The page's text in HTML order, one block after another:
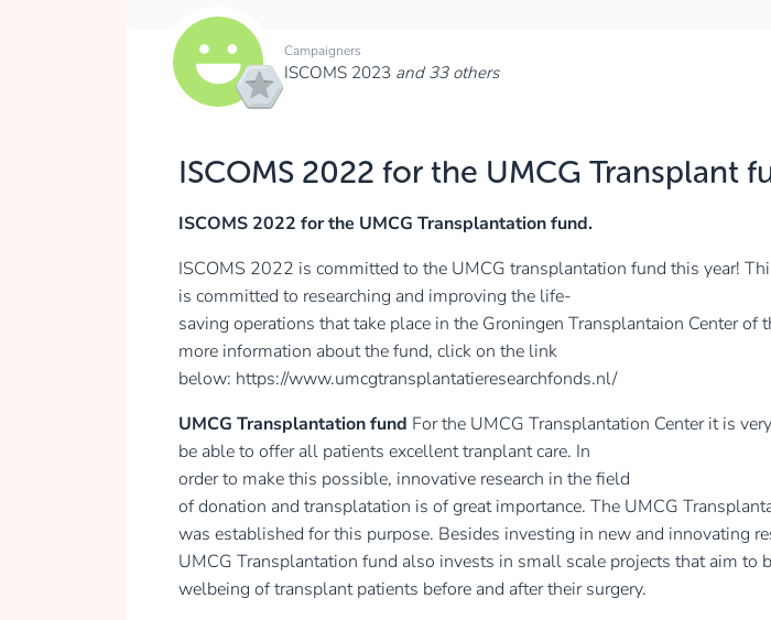
Campaigners
ISCOMS 2023 and 33 others
ISCOMS 2022 for the UMCG Transplant
ISCOMS 2022 for the UMCG Transplantation fund.
ISCOMS 2022 is committed to the UMCG transplantation fund this year!
is committed to researching and improving the life-
saving operations that take place in the Groningen Transplantaion Center of
more information about the fund, click on the link
below: https://www.umcgtransplantatieresearchfonds.nl/
UMCG Transplantation fund For the UMCG Transplantation Center it is
be able to offer all patients excellent tranplant care. In
order to make this possible, innovative research in the field
of donation and transplatation is of great importance. The UMCG
was established for this purpose. Besides investing in new and innovating
UMCG Transplantation fund also invests in small scale projects that aim to
welbeing of transplant patients before and after their surgery.
Bart
Willemijn